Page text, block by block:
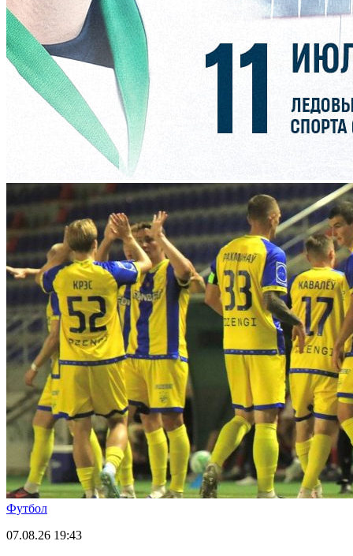
Футбол
07.08.26 19:43